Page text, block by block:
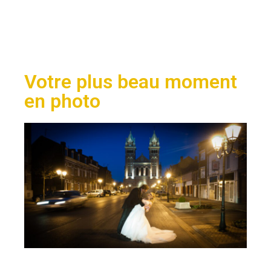
Votre plus beau moment
en photo